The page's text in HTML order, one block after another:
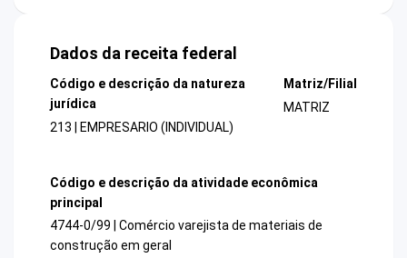
Dados da receita federal
Código e descrição da natureza
jurídica
213 | EMPRESARIO (INDIVIDUAL)
Matriz/Filial
MATRIZ
Código e descrição da atividade econômica
principal
4744-0/99 | Comércio varejista de materiais de
construção em geral